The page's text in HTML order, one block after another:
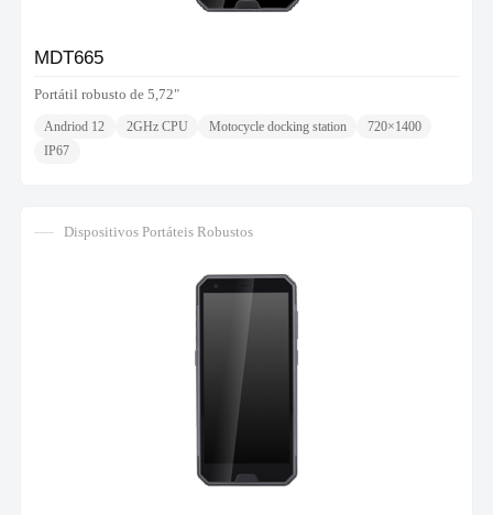
MDT665
Portátil robusto de 5,72"
Andriod 12 2GHz CPU Motocycle docking station
720×1400
IP67
Dispositivos Portáteis Robustos